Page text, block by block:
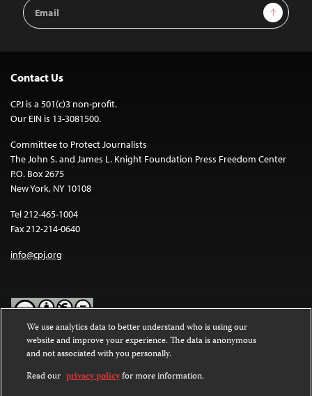
Email
Address
Sign Up
Contact Us
CPJ is a 501(c)3 non-profit.
Our EIN is 13-3081500.
Committee to Protect Journalists
The John S. and James L. Knight Foundation Press Freedom Center
P.O. Box 2675
New York, NY 10108
Tel 212-465-1004
Fax 212-214-0640
info@cpj.org
Except where noted, text on this website is licensed under a
Commons Attribution-NonCommercial-NoDerivatives 4.0
International License.
We use analytics data to better understand who is using our
website and improve your experience. The data is anonymous
and not associated with you personally.
Read our privacy policyfor more information.